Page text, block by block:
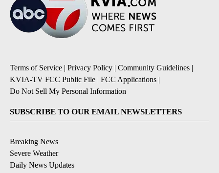
Terms of Service | Privacy Policy | Community Guidelines |
KVIA-TV FCC Public File | FCC Applications |
Do Not Sell My Personal Information
SUBSCRIBE TO OUR EMAIL NEWSLETTERS
Breaking News
Severe Weather
Daily News Updates